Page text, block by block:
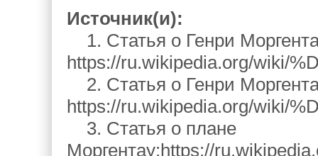
Источник(и):
1. Статья о Генри
https://ru.wikipedia.org/wiki/
2. Статья о Генри
https://ru.wikipedia.org/wiki/
3. Статья о плане
Моргентау:https://